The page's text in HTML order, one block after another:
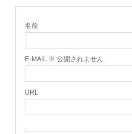
名前
E-MAIL ※ 公開されません
URL